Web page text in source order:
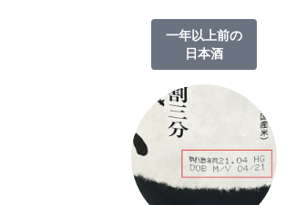
一年以上前の
日本酒